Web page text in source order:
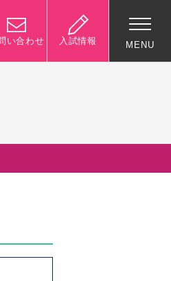
い合わせ 入試情報 MENU